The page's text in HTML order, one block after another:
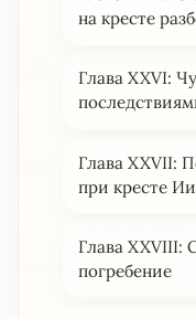
на кресте
Глава XXVI:
Глава XXVII:
при кресте
Глава XXVIII:
погребение